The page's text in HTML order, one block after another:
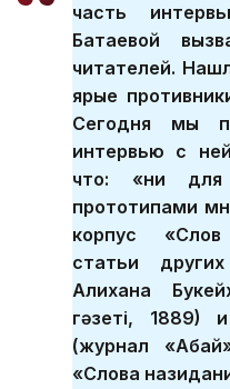
часть
Батаевой
читателей.
ярые
Сегодня мы
интервью с
что: «ни
прототипами
корпус
статьи
Алихана
гәзеті, 1889)
(журнал
«Слова